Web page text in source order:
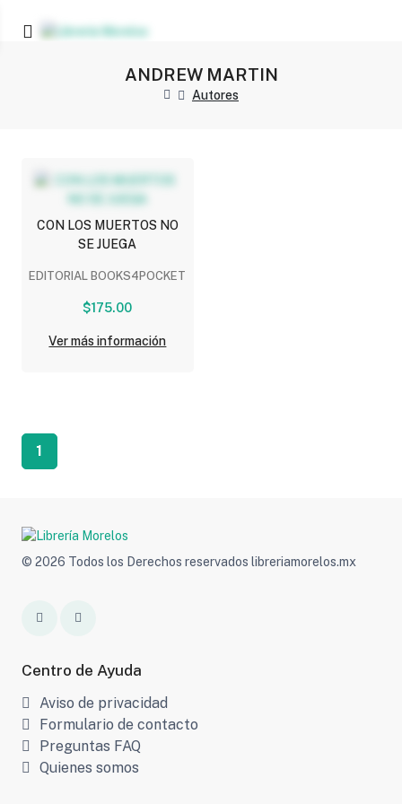
ANDREW MARTIN
Autores
CON LOS MUERTOS NO
SE JUEGA
EDITORIAL BOOKS4POCKET
$175.00
Ver más información
1
© 2026 Todos los Derechos reservados libreriamorelos.mx
Centro de Ayuda
Aviso de privacidad
Formulario de contacto
Preguntas FAQ
Quienes somos